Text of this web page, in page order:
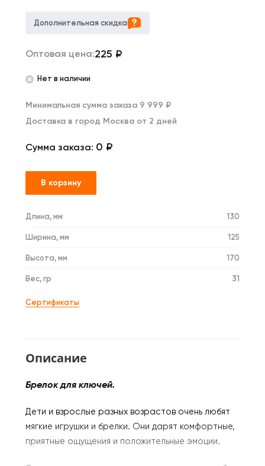
Дополнительная скидка
Оптовая цена:225 ₽
Нет в наличии
Минимальная сумма заказа 9 999 ₽
Доставка в город Москва от 2 дней
Сумма заказа: 0 ₽
В корзину
Длина, мм 130
Ширина, мм 125
Высота, мм 170
Вес, гр 31
Сертификаты
Описание
Брелок для ключей.
Дети и взрослые разных возрастов очень любят
мягкие игрушки и брелки. Они дарят комфортные,
приятные ощущения и положительные эмоции.